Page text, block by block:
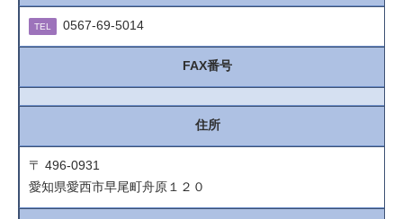
TEL 0567-69-5014
FAX番号
住所
〒 496-0931
愛知県愛西市早尾町舟原１２０